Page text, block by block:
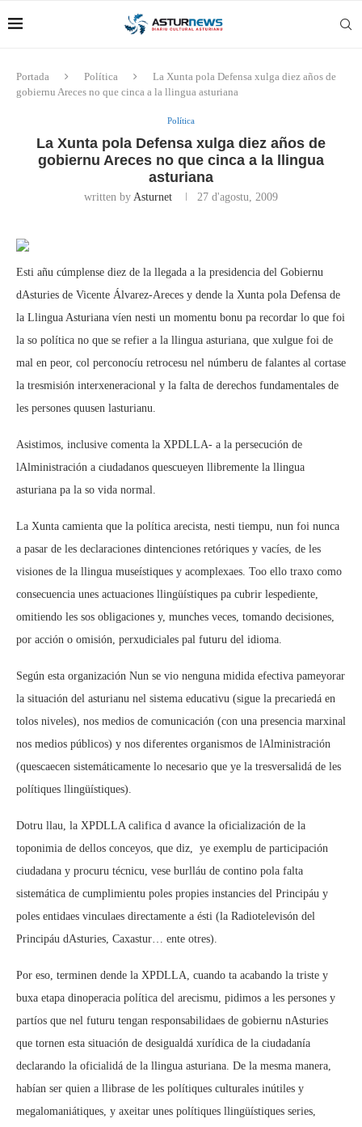
Portada Política
La Xunta pola Defensa xulga diez años de
gobiernu Areces no que cinca a la llingua asturiana
Política
La Xunta pola Defensa xulga diez años de
gobiernu Areces no que cinca a la llingua
asturiana
written by Asturnet 27 d'agostu, 2009
Esti añu cúmplense diez de la llegada a la presidencia del Gobiernu
dAsturies de Vicente Álvarez-Areces y dende la Xunta pola Defensa de
la Llingua Asturiana víen nesti un momentu bonu pa recordar lo que foi
la so política no que se refier a la llingua asturiana, que xulgue foi de
mal en peor, col perconocíu retrocesu nel númberu de falantes al cortase
la tresmisión interxeneracional y la falta de derechos fundamentales de
les persones quusen lasturianu.
Asistimos, inclusive comenta la XPDLLA- a la persecución de
lAlministración a ciudadanos quescueyen llibremente la llingua
asturiana pa la so vida normal.
La Xunta camienta que la política arecista, nesti tiempu, nun foi nunca
a pasar de les declaraciones dintenciones retóriques y vacíes, de les
visiones de la llingua museístiques y acomplexaes. Too ello traxo como
consecuencia unes actuaciones llingüístiques pa cubrir lespediente,
omitiendo les sos obligaciones y, munches veces, tomando decisiones,
por acción o omisión, perxudiciales pal futuru del idioma.
Según esta organización Nun se vio nenguna midida efectiva pameyorar
la situación del asturianu nel sistema educativu (sigue la precariedá en
tolos niveles), nos medios de comunicación (con una presencia marxinal
nos medios públicos) y nos diferentes organismos de lAlministración
(quescaecen sistemáticamente lo necesario que ye la tresversalidá de les
polítiques llingüístiques).
Dotru llau, la XPDLLA califica d avance la oficialización de la
toponimia de dellos conceyos, que diz,  ye exemplu de participación
ciudadana y procuru técnicu, vese burlláu de contino pola falta
sistemática de cumplimientu poles propies instancies del Principáu y
poles entidaes vinculaes directamente a ésti (la Radiotelevisón del
Principáu dAsturies, Caxastur… ente otres).
Por eso, terminen dende la XPDLLA, cuando ta acabando la triste y
buxa etapa dinoperacia política del arecismu, pidimos a les persones y
partíos que nel futuru tengan responsabilidaes de gobiernu nAsturies
que tornen esta situación de desigualdá xurídica de la ciudadanía
declarando la oficialidá de la llingua asturiana. De la mesma manera,
habían ser quien a llibrase de les polítiques culturales inútiles y
megalomaniátiques, y axeitar unes polítiques llingüístiques series,